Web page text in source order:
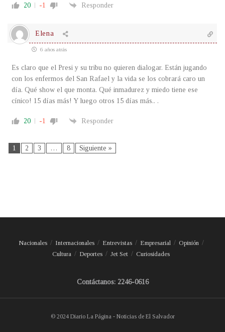
20 -1 Responder
Elena
6 años atrás
Es claro que el Presi y su tribu no quieren dialogar. Están jugando
con los enfermos del San Rafael y la vida se los cobrará caro un
día. Qué show el que monta. Qué inmadurez y miedo tiene ese
cínico! 15 días más! Y luego otros 15 días más.. .
20 -1 Responder
1 2 3 … 8 Siguiente »
Nacionales Internacionales Entrevistas Empresarial
Opinión
Cultura
Deportes Jet Set Curiosidades
Contáctanos: 2246-0616
© 2024 Diario La Página - Noticias de El Salvador